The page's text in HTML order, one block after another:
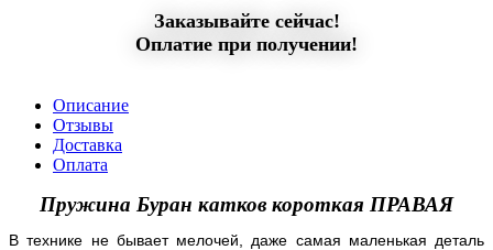
Заказывайте сейчас!
Оплатие при получении!
Описание
Отзывы
Доставка
Оплата
Пружина Буран катков короткая ПРАВАЯ
В технике не бывает мелочей, даже самая маленькая деталь